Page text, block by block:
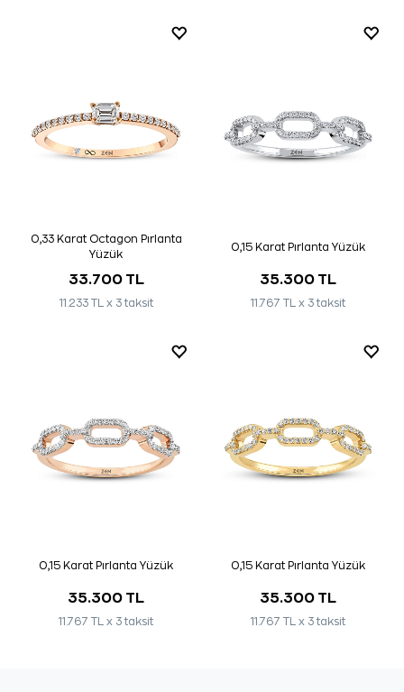
0,33 Karat Octagon Pırlanta
Yüzük
33.700 TL
11.233 TL x 3 taksit
0,15 Karat Pırlanta Yüzük
35.300 TL
11.767 TL x 3 taksit
0,15 Karat Pırlanta Yüzük
35.300 TL
11.767 TL x 3 taksit
0,15 Karat Pırlanta Yüzük
35.300 TL
11.767 TL x 3 taksit